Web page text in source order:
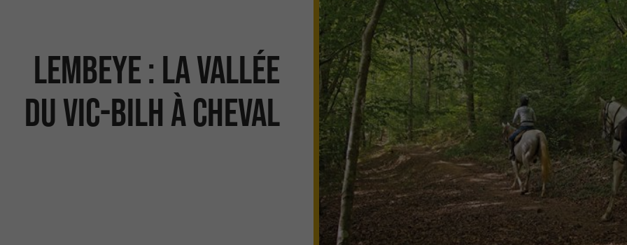
Lembeye : la vallée
du Vic-Bilh à cheval